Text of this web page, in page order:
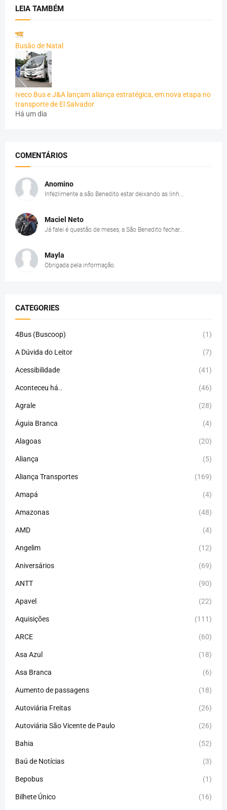
LEIA TAMBÉM
Busão de Natal
Iveco Bus e J&A lançam aliança estratégica, em nova etapa no
transporte de El Salvador
Há um dia
COMENTÁRIOS
Anomino
Infezlimente a são Benedito estar deixando as linh...
Maciel Neto
Já falei é questão de meses, a São Benedito fechar...
Mayla
Obrigada pela informação.
CATEGORIES
4Bus (Buscoop) (1)
A Dúvida do Leitor (7)
Acessibilidade (41)
Aconteceu há.. (46)
Agrale (28)
Águia Branca (4)
Alagoas (20)
Aliança (5)
Aliança Transportes (169)
Amapá (4)
Amazonas (48)
AMD (4)
Angelim (12)
Aniversários (69)
ANTT (90)
Apavel (22)
Aquisições (111)
ARCE (60)
Asa Azul (18)
Asa Branca (6)
Aumento de passagens (18)
Autoviária Freitas (26)
Autoviária São Vicente de Paulo (26)
Bahia (52)
Baú de Notícias (3)
Bepobus (1)
Bilhete Único (16)